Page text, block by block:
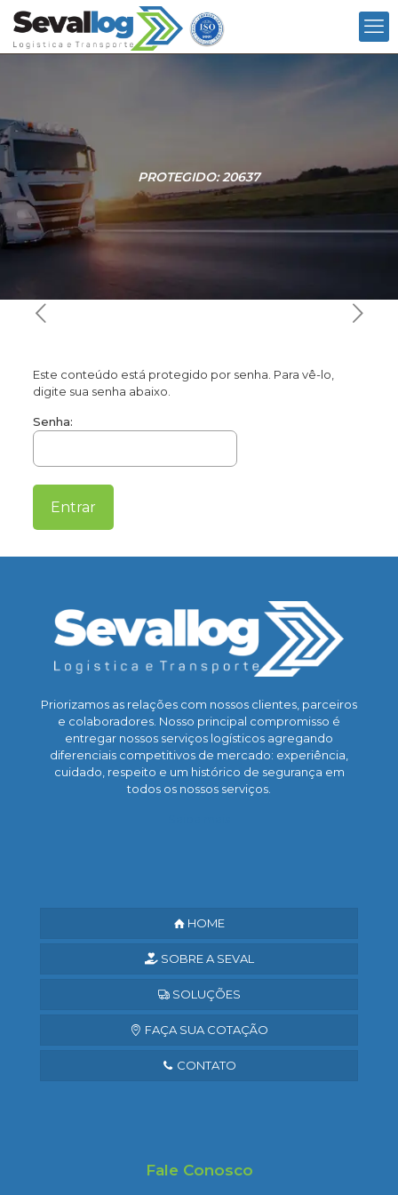
PROTEGIDO: 20637
Este conteúdo está protegido por senha. Para vê-lo,
digite sua senha abaixo.
Senha:
Priorizamos as relações com nossos clientes, parceiros
e colaboradores. Nosso principal compromisso é
entregar nossos serviços logísticos agregando
diferenciais competitivos de mercado: experiência,
cuidado, respeito e um histórico de segurança em
todos os nossos serviços.
HOME
SOBRE A SEVAL
SOLUÇÕES
FAÇA SUA COTAÇÃO
CONTATO
Fale Conosco